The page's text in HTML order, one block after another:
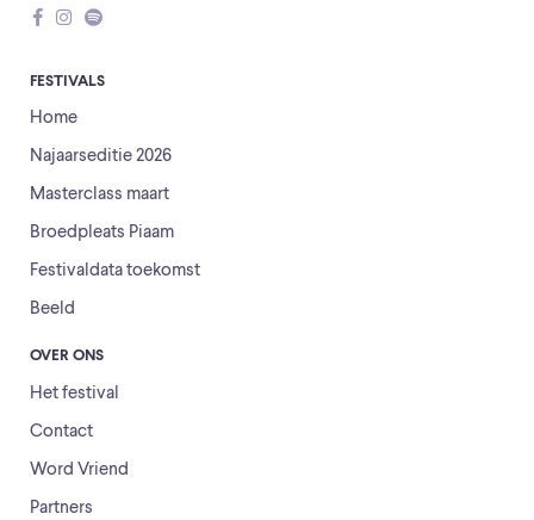
FESTIVALS
Home
Najaarseditie 2026
Masterclass maart
Broedpleats Piaam
Festivaldata toekomst
Beeld
OVER ONS
Het festival
Contact
Word Vriend
Partners